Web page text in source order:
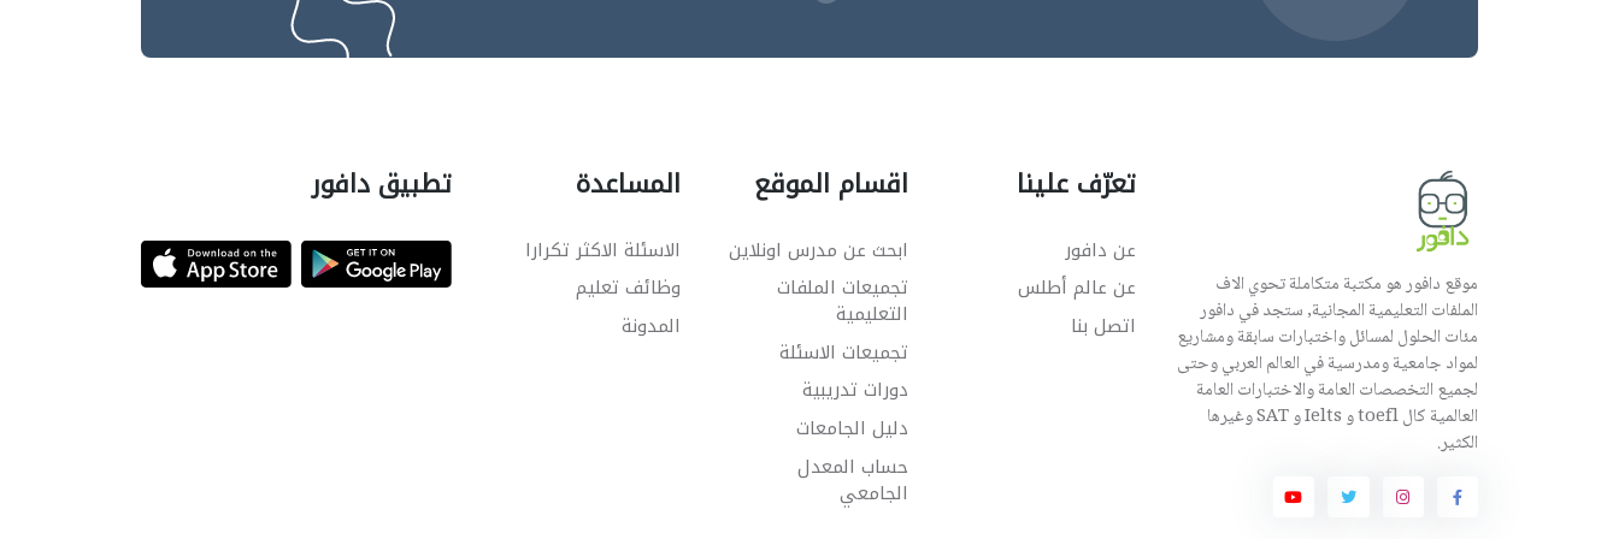
موقع دافور هو مكتبة متكاملة تحوي الاف
الملفات التعليمية المجانية, ستجد في دافور
مئات الحلول لمسائل واختبارات سابقة ومشاريع
لمواد جامعية ومدرسية في العالم العربي وحتى
لجميع التخصصات العامة والاختبارات العامة
العالمية كال toefl و Ielts و SAT وغيرها
الكثير.
تعرّف علينا
عن دافور
عن عالم أطلس
اتصل بنا
اقسام الموقع
ابحث عن مدرس اونلاين
تجميعات الملفات
التعليمية
تجميعات الاسئلة
دورات تدريبية
دليل الجامعات
حساب المعدل
الجامعي
المساعدة
الاسئلة الاكثر تكرارا
وظائف تعليم
المدونة
تطبيق دافور